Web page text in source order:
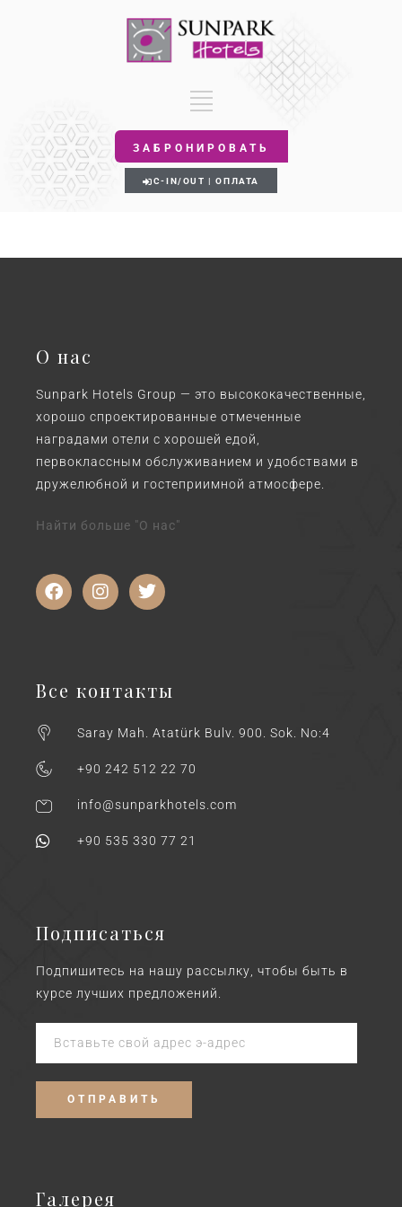
ЗАБРОНИРОВАТЬ
C-IN/OUT | ОПЛАТА
О нас
Sunpark Hotels Group — это высококачественные,
хорошо спроектированные отмеченные
наградами отели с хорошей едой,
первоклассным обслуживанием и удобствами в
дружелюбной и гостеприимной атмосфере.
Найти больше "О нас"
Все контакты
Saray Mah. Atatürk Bulv. 900. Sok. No:4
+90 242 512 22 70
info@sunparkhotels.com
+90 535 330 77 21
Подписаться
Подпишитесь на нашу рассылку, чтобы быть в
курсе лучших предложений.
Галерея